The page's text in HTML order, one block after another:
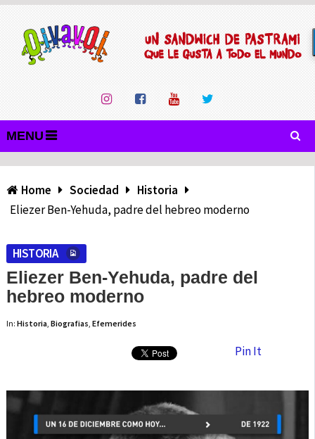
MENU
Home Sociedad
Historia
Eliezer Ben-Yehuda, padre del hebreo moderno
HISTORIA
Eliezer Ben-Yehuda, padre del
hebreo moderno
In: Historia, Biografias, Efemerides
Pin It